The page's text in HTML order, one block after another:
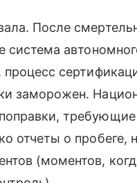
После
система
заморожен.
требующие
отчеты о пробеге,
(моментов,